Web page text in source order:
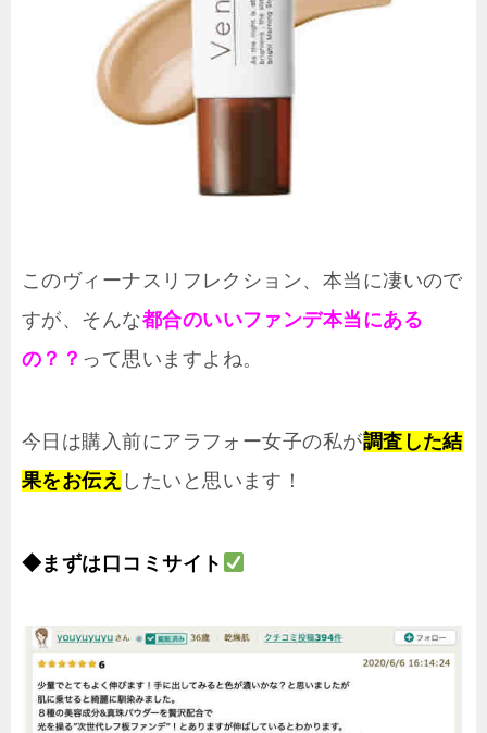
このヴィーナスリフレクション、本当に凄いので
すが、そんな都合のいいファンデ本当にある
の？？ って思いますよね。
今日は購入前にアラフォー女子の私が調査した結
果をお伝え したいと思います！
◆まずは口コミサイト